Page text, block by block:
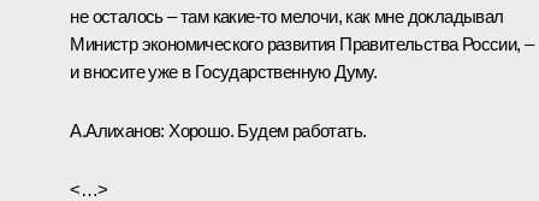
не осталось – там какие‑то мелочи, как мне докладывал
Министр экономического развития Правительства России, –
и вносите уже в Государственную Думу.
А.Алиханов: Хорошо. Будем работать.
<…>